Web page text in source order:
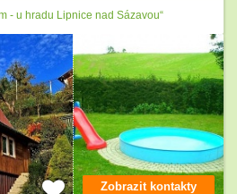
- u hradu Lipnice nad Sázavou“
Zobrazit kontakty